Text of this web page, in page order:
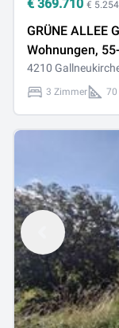
€ 369.710 €
GRÜNE ALLEE
Wohnungen,
4210
3 Zimmer 70